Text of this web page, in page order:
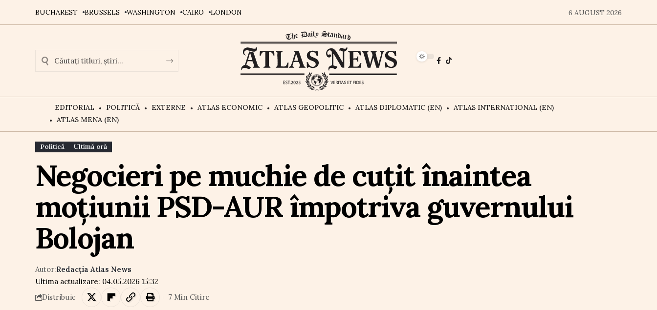
BUCHAREST BRUSSELS WASHINGTON CAIRO LONDON 6 AUGUST 2026
EDITORIAL POLITICĂ EXTERNE ATLAS ECONOMIC ATLAS GEOPOLITIC ATLAS DIPLOMATIC (EN)
ATLAS INTERNATIONAL (EN)
ATLAS MENA (EN)
Politică Ultimă oră
Negocieri pe muchie de cuțit înaintea
moțiunii PSD-AUR împotriva guvernului
Bolojan
Ultima actualizare: 04.05.2026 15:32
Autor:Redacția Atlas News
Distribuie 7 Min Citire